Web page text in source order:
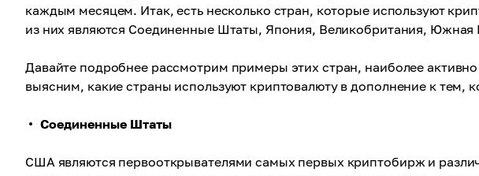
каждым месяцем. Итак, есть несколько стран, которые используют
из них являются Соединенные Штаты, Япония, Великобритания, Южная
Давайте подробнее рассмотрим примеры этих стран, наиболее
выясним, какие страны используют криптовалюту в дополнение к тем,
Соединенные Штаты
США являются первооткрывателями самых первых криптобирж и